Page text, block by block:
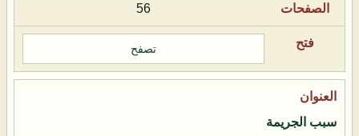
56
تصفح
سبب الجريمة